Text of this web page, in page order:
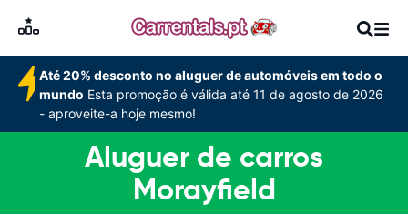
Até 20% desconto no aluguer de automóveis em todo o
mundo Esta promoção é válida até 11 de agosto de 2026
- aproveite-a hoje mesmo!
Aluguer de carros
Morayfield